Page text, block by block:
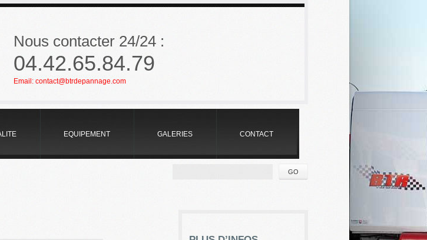
Nous contacter 24/24 :
04.42.65.84.79
Email: contact@btrdepannage.com
EQUIPEMENT GALERIES CONTACT